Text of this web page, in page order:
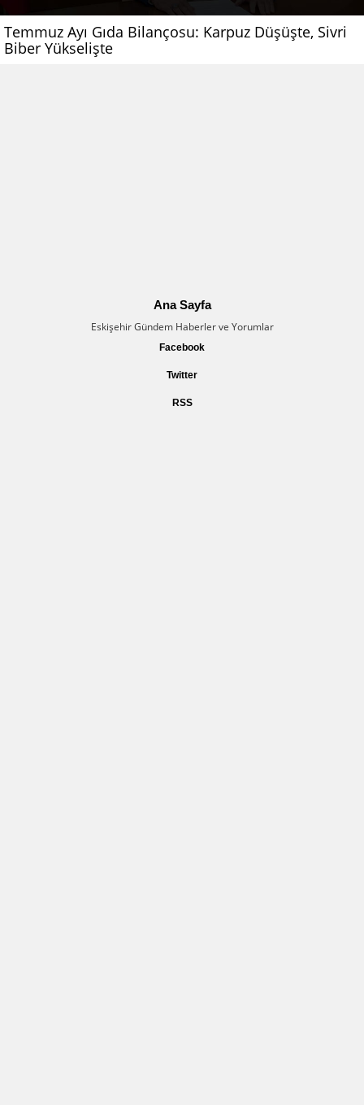
Temmuz Ayı Gıda Bilançosu: Karpuz Düşüşte, Sivri
Biber Yükselişte
Ana Sayfa
Eskişehir Gündem Haberler ve Yorumlar
Facebook
Twitter
RSS